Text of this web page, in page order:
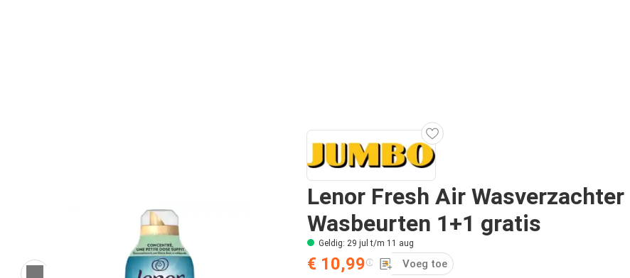
Lenor Fresh Air Wasverzachter
Wasbeurten 1+1 gratis
Geldig: 29 jul t/m 11 aug
€ 10,99
Voeg toe